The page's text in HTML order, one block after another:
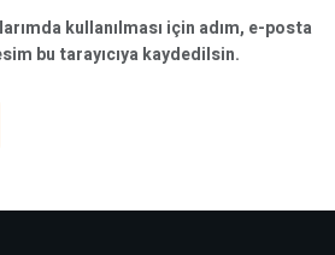
kullanılması için adım, e-posta
bu tarayıcıya kaydedilsin.